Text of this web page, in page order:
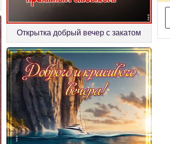
Открытка добрый вечер с закатом